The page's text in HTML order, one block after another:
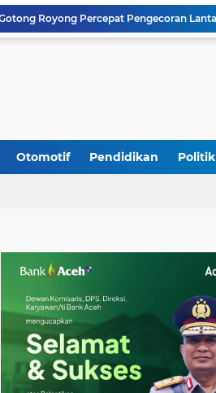
Otomotif Pendidikan Politik